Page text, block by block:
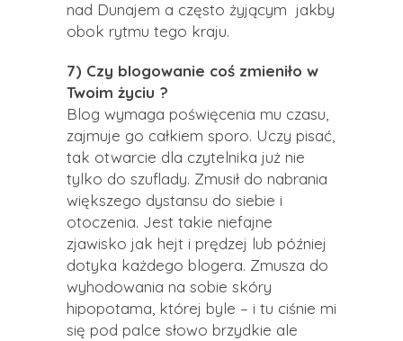
nad Dunajem a często żyjącym jakby
obok rytmu tego kraju.
7) Czy blogowanie coś zmieniło w
Twoim życiu ?
Blog wymaga poświęcenia mu czasu,
zajmuje go całkiem sporo. Uczy pisać,
tak otwarcie dla czytelnika już nie
tylko do szuflady. Zmusił do nabrania
większego dystansu do siebie i
otoczenia. Jest takie niefajne
zjawisko jak hejt i prędzej lub później
dotyka każdego blogera. Zmusza do
wyhodowania na sobie skóry
hipopotama, której byle – i tu ciśnie mi
się pod palce słowo brzydkie ale